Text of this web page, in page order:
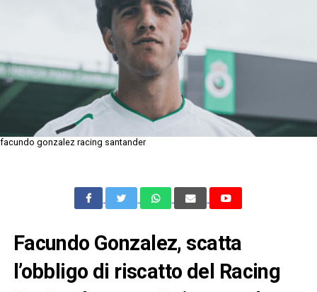
facundo gonzalez racing santander
Facundo Gonzalez, scatta
l’obbligo di riscatto del Racing